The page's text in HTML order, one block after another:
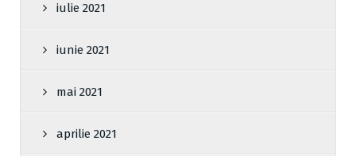
iulie 2021
iunie 2021
mai 2021
aprilie 2021